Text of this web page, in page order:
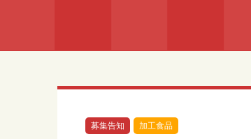
募集告知 加工食品